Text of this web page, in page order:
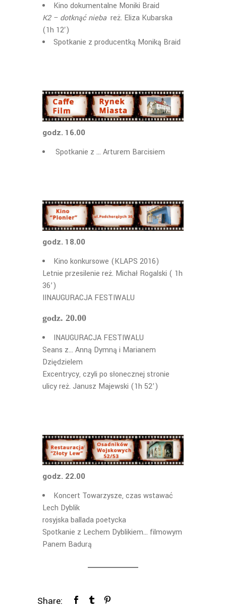
Kino dokumentalne Moniki Braid
K2 – dotknąć nieba reż. Eliza Kubarska
(1h 12′)
Spotkanie z producentką Moniką Braid
godz. 16.00
Spotkanie z … Arturem Barcisiem
godz. 18.00
Kino konkursowe (KLAPS 2016)
Letnie przesilenie reż. Michał Rogalski ( 1h
36’)
IINAUGURACJA FESTIWALU
godz. 20.00
INAUGURACJA FESTIWALU
Seans z… Anną Dymną i Marianem
Dziędzielem
Excentrycy, czyli po słonecznej stronie
ulicy reż. Janusz Majewski (1h 52’)
godz. 22.00
Koncert Towarzysze, czas wstawać
Lech Dyblik
rosyjska ballada poetycka
Spotkanie z Lechem Dyblikiem… filmowym
Panem Badurą
Share: